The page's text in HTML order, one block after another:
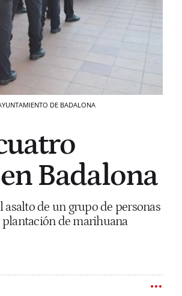
DE BADALONA
Badalona
de un grupo de personas
de marihuana